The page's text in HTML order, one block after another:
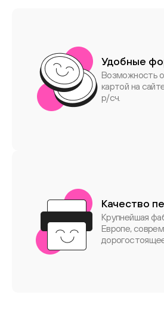
Удобные
Возможность
картой на
р/сч.
Качество
Крупнейшая
Европе,